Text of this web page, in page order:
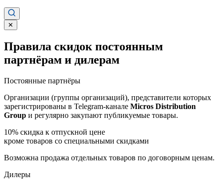
✕
Правила скидок постоянным
партнёрам и дилерам
Постоянные партнёры
Организации (группы организаций), представители которых
зарегистрированы в Telegram-канале Micros Distribution
Group и регулярно закупают публикуемые товары.
10% скидка к отпускной цене
кроме товаров со специальными скидками
Возможна продажа отдельных товаров по договорным ценам.
Дилеры